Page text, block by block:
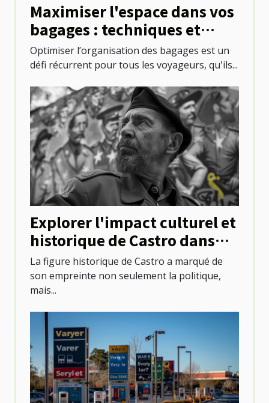
Maximiser l'espace dans vos
bagages : techniques et
astuces
Optimiser l’organisation des bagages est un
défi récurrent pour tous les voyageurs, qu'ils...
Explorer l'impact culturel et
historique de Castro dans
l'évolution urbaine
La figure historique de Castro a marqué de
son empreinte non seulement la politique,
mais...